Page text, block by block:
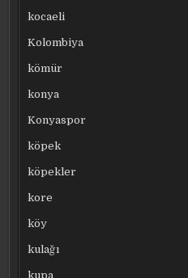
kocaeli
Kolombiya
kömür
konya
Konyaspor
köpek
köpekler
kore
köy
kulağı
kupa